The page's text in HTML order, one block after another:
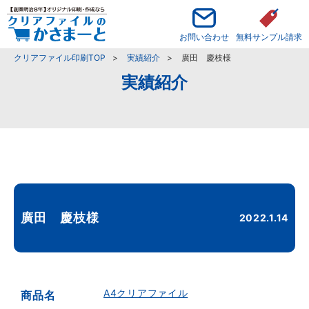
お問い合わせ
無料サンプル請求
クリアファイル印刷TOP
実績紹介 廣田 慶枝様
実績紹介
廣田 慶枝様 2022.1.14
商品名 A4クリアファイル